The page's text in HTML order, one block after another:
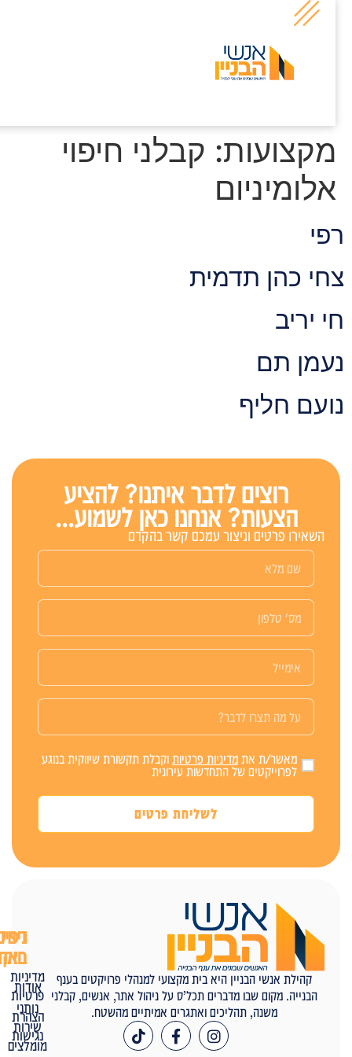
מקצועות:קבלני חיפוי
אלומיניום
כהן תדמית
יריב
תם
חליף
רוצים לדבר איתנו? להציע
הצעות? אנחנו כאן לשמוע...
השאירו פרטים וניצור עמכם קשר בהקדם
מאשר/ת אתמדיניות פרטיותוקבלת תקשורת שיווקית בנוגע
לפרוייקטים של התחדשות עירונית
לשליחת פרטים
קהילת אנשי הבניין היא בית מקצועי למנהלי פרויקטים בענף
הבנייה. מקום שבו מדברים תכל’ס על ניהול אתר, אנשים, קבלני
משנה, תהליכים ואתגרים אמיתיים מהשטח.
ניווט
באתר
אודות
נותני
שירות
מומלצים
דפים
חוקיים
מדיניות
פרטיות
הצהרת
נגישות